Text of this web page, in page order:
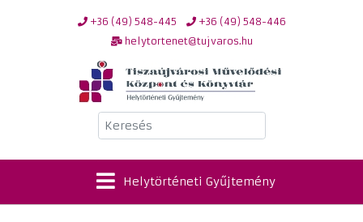
+36 (49) 548-445
+36 (49) 548-446
helytortenet@tujvaros.hu
Keresés
Helytörténeti Gyűjtemény